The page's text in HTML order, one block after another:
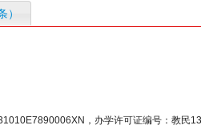
）
，办学许可证编号：教民